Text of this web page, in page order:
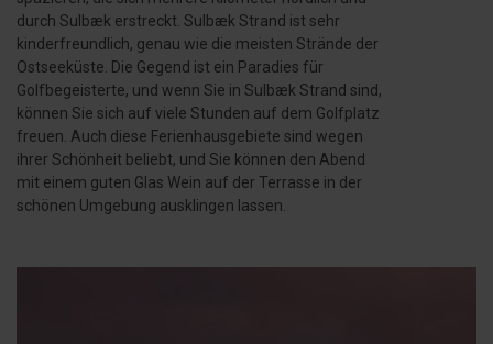
durch Sulbæk erstreckt. Sulbæk Strand ist sehr
kinderfreundlich, genau wie die meisten Strände der
Ostseeküste. Die Gegend ist ein Paradies für
Golfbegeisterte, und wenn Sie in Sulbæk Strand sind,
können Sie sich auf viele Stunden auf dem Golfplatz
freuen. Auch diese Ferienhausgebiete sind wegen
ihrer Schönheit beliebt, und Sie können den Abend
mit einem guten Glas Wein auf der Terrasse in der
schönen Umgebung ausklingen lassen.